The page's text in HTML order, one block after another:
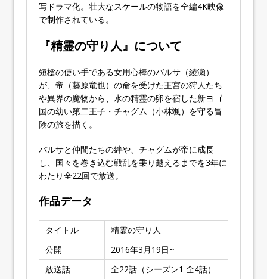
写ドラマ化。壮大なスケールの物語を全編4K映像
で制作されている。
『精霊の守り人』について
短槍の使い手である女用心棒のバルサ（綾瀬）
が、帝（藤原竜也）の命を受けた王宮の狩人たち
や異界の魔物から、水の精霊の卵を宿した新ヨゴ
国の幼い第二王子・チャグム（小林颯）を守る冒
険の旅を描く。
バルサと仲間たちの絆や、チャグムが帝に成長
し、国々を巻き込む戦乱を乗り越えるまでを3年に
わたり全22回で放送。
作品データ
タイトル
精霊の守り人
公開
2016年3月19日~
放送話
全22話（シーズン1 全4話）